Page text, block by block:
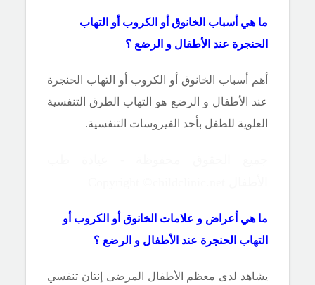
ما هي أسباب الخانوق أو الكروب أو التهاب
الحنجرة عند الأطفال و الرضع ؟
أهم أسباب الخانوق أو الكروب أو التهاب الحنجرة
عند الأطفال و الرضع هو التهاب الطرق التنفسية
العلوية للطفل بأحد الفيروسات التنفسية.
ما هي أعراض و علامات الخانوق أو الكروب أو
التهاب الحنجرة عند الأطفال و الرضع ؟
يشاهد لدى معظم الأطفال المرضى إنتان تنفسي